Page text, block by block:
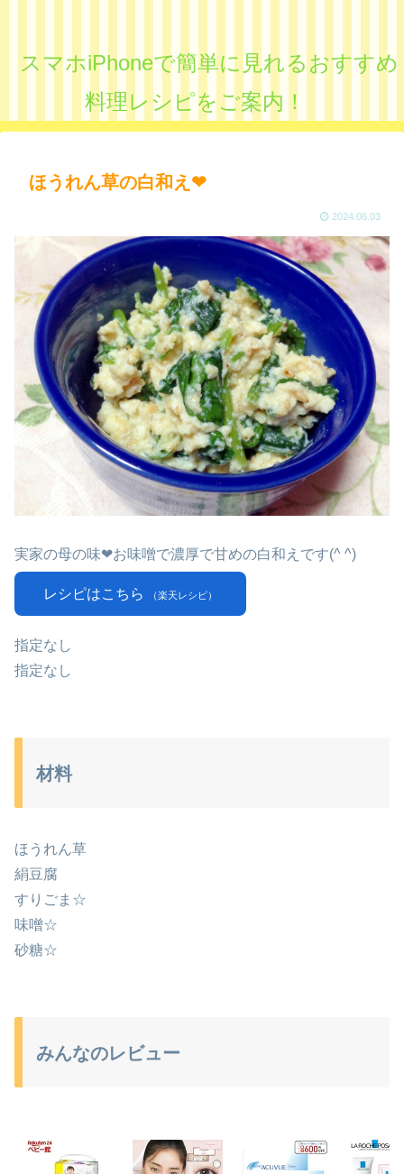
スマホiPhoneで簡単に見れるおすすめ
料理レシピをご案内！
ほうれん草の白和え❤︎
2024.06.03
実家の母の味❤︎お味噌で濃厚で甘めの白和えです(^ ^)
レシピはこちら （楽天レシピ）
指定なし
指定なし
材料
ほうれん草
絹豆腐
すりごま☆
味噌☆
砂糖☆
みんなのレビュー